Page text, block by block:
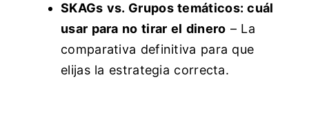
SKAGs vs. Grupos temáticos: cuál
usar para no tirar el dinero – La
comparativa definitiva para que
elijas la estrategia correcta.